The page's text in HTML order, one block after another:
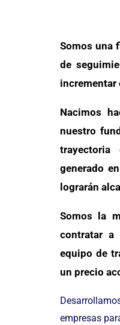
Somos una
de
incrementar
Nacimos
nuestro
generado
lograrán
Somos la
contratar a
equipo de
un precio
empresas